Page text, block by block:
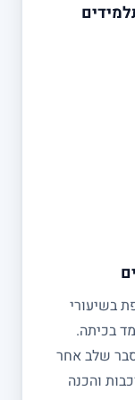
בשיעורי
בכיתה.
שלב אחר
והכנה